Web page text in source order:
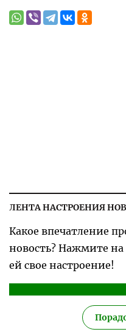
ЛЕНТА НАСТРОЕНИЯ
Какое впечатление
новость? Нажмите
ей свое настроение!